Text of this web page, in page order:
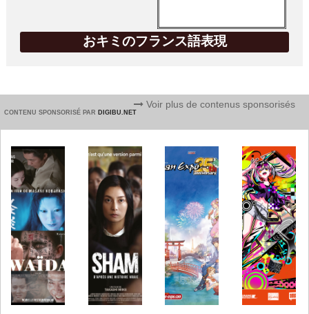
おキミのフランス語表現
CONTENU SPONSORISÉ PAR DIGIBU.NET
Voir plus de contenus sponsorisés